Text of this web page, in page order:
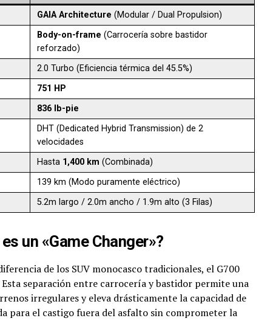
GAIA Architecture (Modular / Dual Propulsion)
Body-on-frame (Carrocería sobre bastidor
reforzado)
2.0 Turbo (Eficiencia térmica del 45.5%)
751 HP
836 lb-pie
DHT (Dedicated Hybrid Transmission) de 2
velocidades
Hasta 1,400 km (Combinada)
139 km (Modo puramente eléctrico)
5.2m largo / 2.0m ancho / 1.9m alto (3 Filas)
un «Game Changer»?
de los SUV monocasco tradicionales, el G700
Esta separación entre carrocería y bastidor permite una
irregulares y eleva drásticamente la capacidad de
para el castigo fuera del asfalto sin comprometer la